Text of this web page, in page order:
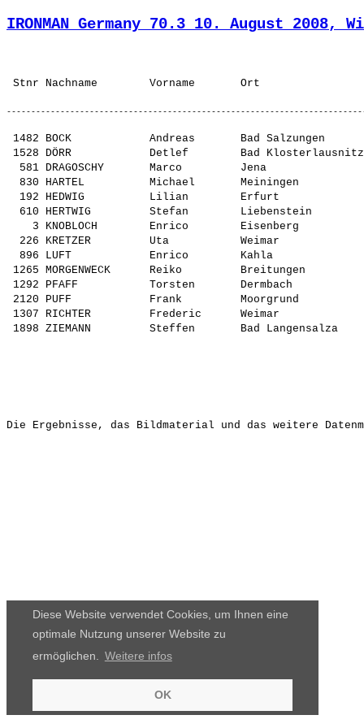
Diese Website verwendet Cookies, um Ihnen eine
optimale Nutzung unserer Website zu
ermöglichen.
Weitere infos
OK
IRONMAN Germany 70.3 10. August 2008,
1482 BOCK            Andreas       Bad
1528 DÖRR            Detlef        Bad
581 DRAGOSCHY       Marco         Jena
830 HARTEL          Michael       Meiningen
192 HEDWIG          Lilian        Erfurt
610 HERTWIG         Stefan        Liebenstein
3 KNOBLOCH        Enrico        Eisenberg
226 KRETZER         Uta           Weimar
896 LUFT            Enrico        Kahla
1265 MORGENWECK      Reiko
1292 PFAFF           Torsten       Dermbach
2120 PUFF            Frank         Moorgrund
1307 RICHTER         Frederic      Weimar
Die Ergebnisse, das Bildmaterial und das weitere